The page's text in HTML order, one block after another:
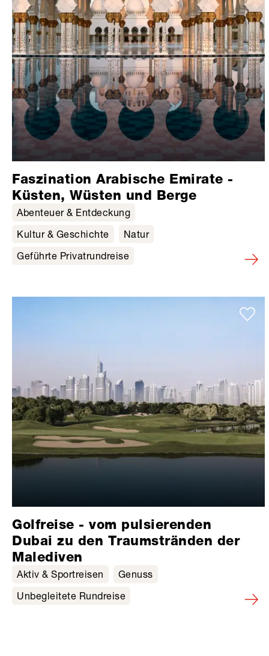
Faszination Arabische Emirate -
Küsten, Wüsten und Berge
Abenteuer & Entdeckung
Kultur & Geschichte
Natur
Geführte Privatrundreise
Golfreise - vom pulsierenden
Dubai zu den Traumstränden der
Malediven
Aktiv & Sportreisen
Genuss
Unbegleitete Rundreise